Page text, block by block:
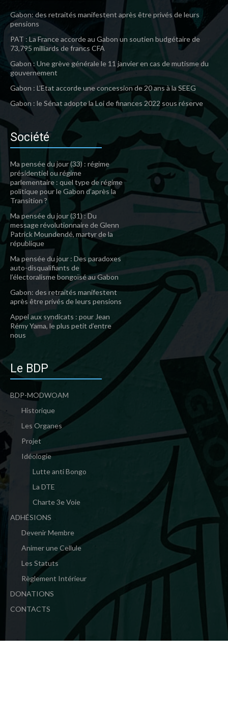
Gabon: des retraités manifestent après être privés de leurs
pensions
PAT : La France accorde au Gabon un soutien budgétaire de
73,795 milliards de francs CFA
Gabon : Une grève générale le 11 janvier en cas de mutisme du
gouvernement
Gabon : L’Etat accorde une concession de 20 ans à la SEEG
Gabon : le Sénat adopte la Loi de finances 2022 sous réserve
Société
Ma pensée du jour (33) : régime
présidentiel ou régime
parlementaire : quel type de régime
politique pour le Gabon d’après la
Transition ?
Ma pensée du jour (31) : Du
message révolutionnaire de Glenn
Patrick Moundendé, martyr de la
république
Ma pensée du jour : Des paradoxes
auto-disqualifiants de
l’électoralisme bongoïsé au Gabon
Gabon: des retraités manifestent
après être privés de leurs pensions
Appel aux syndicats : pour Jean
Rémy Yama, le plus petit d’entre
nous
Le BDP
BDP-MODWOAM
Historique
Les Organes
Projet
Idéologie
Lutte anti Bongo
La DTE
Charte 3e Voie
ADHÉSIONS
Devenir Membre
Animer une Cellule
Les Statuts
Règlement Intérieur
DONATIONS
CONTACTS